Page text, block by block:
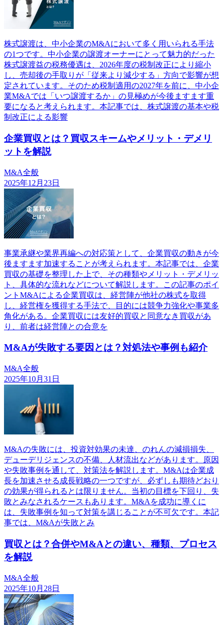
株式譲渡は、中小企業のM&Aにおいて多く用いられる手法
の1つです。中小企業の譲渡オーナーにとって魅力的だった
株式譲渡益の税務優遇は、2026年度の税制改正により縮小
し、売却後の手取りが「従来より減少する」方向で影響が想
定されています。そのため税制適用の2027年を前に、中小企
業M&Aでは「いつ譲渡するか」の見極めが今後ますます重
要になると考えられます。本記事では、株式譲渡の基本や税
制改正による影響
企業買収とは？買収スキームやメリット・デメリ
ットを解説
M&A全般
2025年12月23日
事業承継や業界再編への対応策として、企業買収の動きが今
後ますます加速することが考えられます。本記事では、企業
買収の基礎を整理した上で、その種類やメリット・デメリッ
ト、具体的な流れなどについて解説します。この記事のポイ
ントM&Aによる企業買収は、経営陣が他社の株式を取得
し、経営権を獲得する手法で、目的には競争力強化や事業多
角化がある。企業買収には友好的買収と同意なき買収があ
り、前者は経営陣との合意を
M&Aが失敗する要因とは？対処法や事例も紹介
M&A全般
2025年10月31日
M&Aの失敗には、投資対効果の未達、のれんの減損損失、
デューデリジェンスの不備、人材流出などがあります。原因
や失敗事例を通して、対策法を解説します。M&Aは企業成
長を加速させる成長戦略の一つですが、必ずしも期待どおり
の効果が得られるとは限りません。当初の目標を下回り、失
敗とみなされるケースもあります。M&Aを成功に導くに
は、失敗事例を知って対策を講じることが不可欠です。本記
事では、M&Aが失敗とみ
買収とは？合併やM&Aとの違い、種類、プロセス
を解説
M&A全般
2025年10月28日